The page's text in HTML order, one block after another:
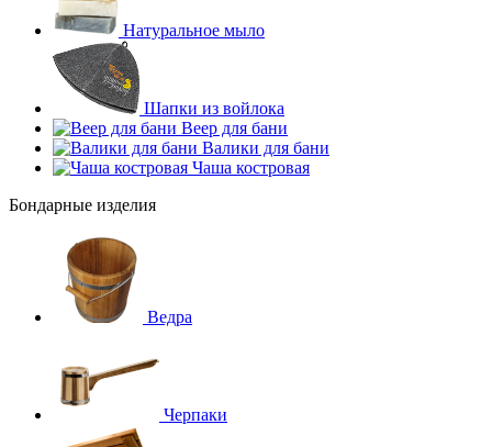
Натуральное мыло
Шапки из войлока
Веер для бани
Валики для бани
Чаша костровая
Бондарные изделия
Ведра
Черпаки